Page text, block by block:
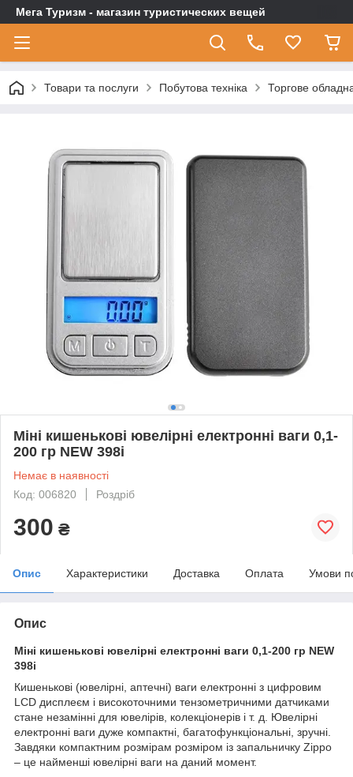
Мега Туризм - магазин туристических вещей
Товари та послуги Побутова техніка Торгове
Міні кишенькові ювелірні електронні ваги 0,1-
200 гр NEW 398i
Немає в наявності
Код: 006820
Роздріб
300 ₴
Опис Характеристики Доставка Оплата Умови
Опис
Міні кишенькові ювелірні електронні ваги 0,1-200 гр NEW
398i
Кишенькові (ювелірні, аптечні) ваги електронні з цифровим
LCD дисплеєм і високоточними тензометричними датчиками
стане незамінні для ювелірів, колекціонерів і т. д. Ювелірні
електронні ваги дуже компактні, багатофункціональні, зручні.
Завдяки компактним розмірам розміром із запальничку Zippo
– це найменші ювелірні ваги на даний момент.